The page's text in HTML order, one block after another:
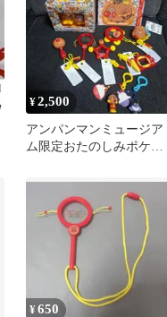
¥2,500
アンパンマンミュージア
ム限定おたのしみポケッ
¥650